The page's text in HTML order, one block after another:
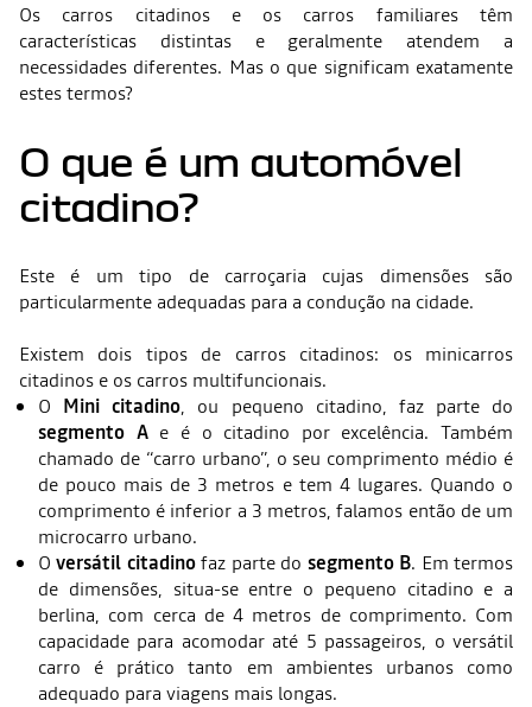
Os carros citadinos e os carros familiares têm
características distintas e geralmente atendem a
necessidades diferentes. Mas o que significam exatamente
estes termos?
O que é um automóvel
citadino?
Este é um tipo de carroçaria cujas dimensões são
particularmente adequadas para a condução na cidade.
Existem dois tipos de carros citadinos: os minicarros
citadinos e os carros multifuncionais.
O Mini citadino, ou pequeno citadino, faz parte do
segmento Ae é o citadino por excelência. Também
chamado de “carro urbano”, o seu comprimento médio é
de pouco mais de 3 metros e tem 4 lugares. Quando o
comprimento é inferior a 3 metros, falamos então de um
microcarro urbano.
Oversátil citadinofaz parte do segmento B. Em termos
de dimensões, situa-se entre o pequeno citadino e a
berlina, com cerca de 4 metros de comprimento. Com
capacidade para acomodar até 5 passageiros, o versátil
carro é prático tanto em ambientes urbanos como
adequado para viagens mais longas.